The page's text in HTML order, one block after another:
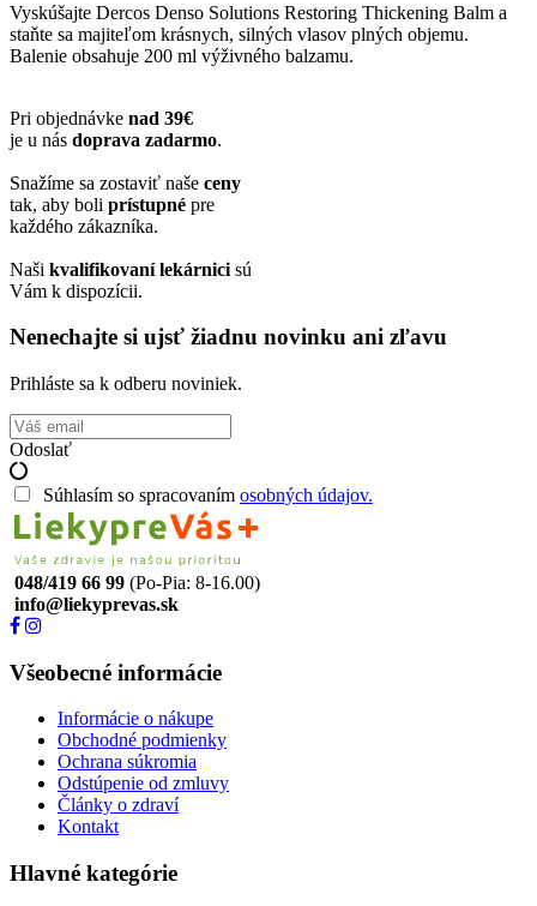
Vyskúšajte Dercos Denso Solutions Restoring Thickening Balm a
staňte sa majiteľom krásnych, silných vlasov plných objemu.
Balenie obsahuje 200 ml výživného balzamu.
Pri objednávke nad 39€
je u nás doprava zadarmo.
Snažíme sa zostaviť naše ceny
tak, aby boli prístupné pre
každého zákazníka.
Naši kvalifikovaní lekárnici sú
Vám k dispozícii.
Nenechajte si ujsť žiadnu novinku ani zľavu
Prihláste sa k odberu noviniek.
Odoslať
Súhlasím so spracovaním osobných údajov.
048/419 66 99 (Po-Pia: 8-16.00)
info@liekyprevas.sk
Všeobecné informácie
Informácie o nákupe
Obchodné podmienky
Ochrana súkromia
Odstúpenie od zmluvy
Články o zdraví
Kontakt
Hlavné kategórie